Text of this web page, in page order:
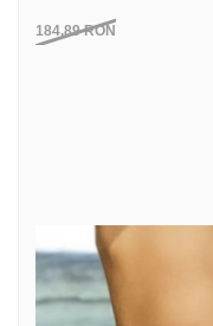
184,89RON